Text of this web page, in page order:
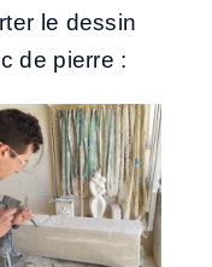
le dessin
de pierre :